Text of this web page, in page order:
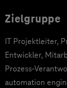
Zielgruppe
IT Projektleiter,
Entwickler,
Prozess-
automation